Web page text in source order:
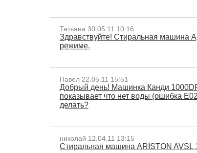
Татьяна 30.05.11 10:16
Здравствуйте! Стиральная машина
режиме.
Павел 22.05.11 15:51
Добрый день! Машинка Канди
показывает что нет воды (ошибка
делать?
николай 12.04.11 13:15
Стиральная машина ARISTON AVSL